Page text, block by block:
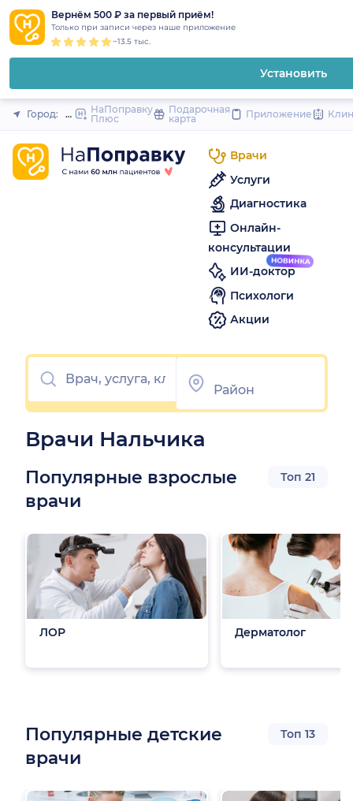
Вернём 500 ₽ за первый приём!
Только при записи через наше приложение
~13.5 тыс.
Установить
Закрыть
Город: НальчикНаПоправку
Плюс
Подарочная
карта
Приложение
Врачи
Услуги
Диагностика
Онлайн-
консультации
ИИ-доктор
Психологи
Акции
Врачи Нальчика
Популярные взрослые
врачи
Топ 21
ЛОР Дерматолог
Популярные детские
врачи
Топ 13